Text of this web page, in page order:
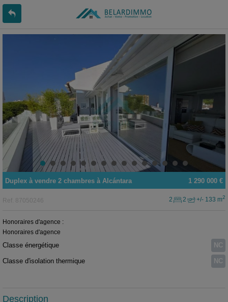
1 290 000 €
Duplex à vendre 2 chambres à Alcántara
Ref. 87050246 2 2 +/- 133 m2
Honoraires d'agence :
Honoraires d'agence
Classe énergétique NC
Classe d'isolation thermique NC
Description